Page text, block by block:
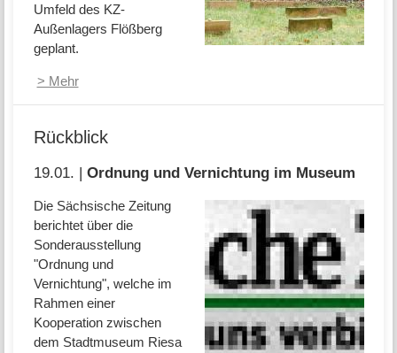
Umfeld des KZ-
Außenlagers Flößberg
geplant.
> Mehr
Rückblick
19.01. | Ordnung und Vernichtung im Museum
Die Sächsische Zeitung
berichtet über die
Sonderausstellung
"Ordnung und
Vernichtung", welche im
Rahmen einer
Kooperation zwischen
dem Stadtmuseum Riesa